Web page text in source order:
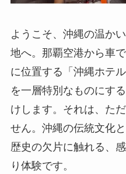
ようこそ、沖縄の温か
地へ。那覇空港から車
に位置する「沖縄ホテ
を一層特別なものにす
けします。それは、た
せん。沖縄の伝統文化
歴史の欠片に触れる、
り体験です。